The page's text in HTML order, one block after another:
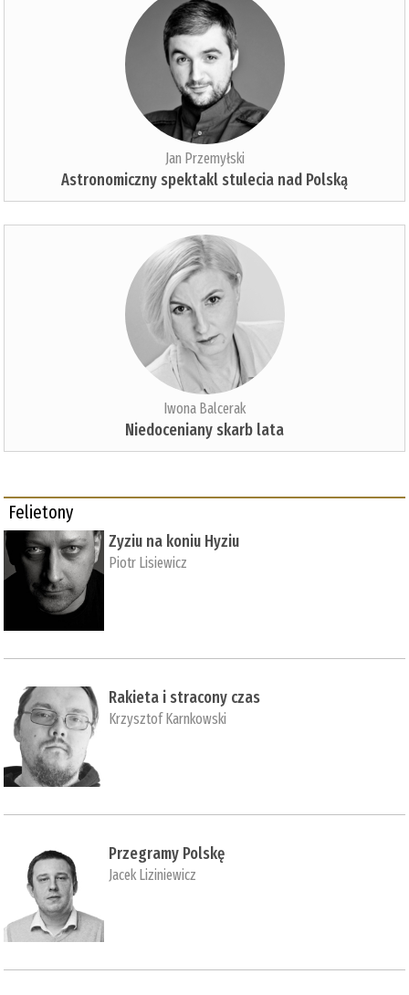
Jan Przemyłski
Astronomiczny spektakl stulecia nad Polską
Iwona Balcerak
Niedoceniany skarb lata
Felietony
Zyziu na koniu Hyziu
Piotr Lisiewicz
Rakieta i stracony czas
Krzysztof Karnkowski
Przegramy Polskę
Jacek Liziniewicz